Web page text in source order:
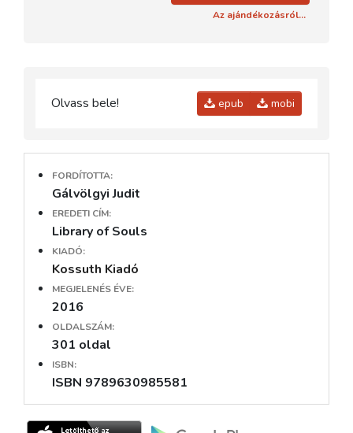
Az ajándékozásról...
Olvass bele! epub mobi
FORDÍTOTTA:
Gálvölgyi Judit
EREDETI CÍM:
Library of Souls
KIADÓ:
Kossuth Kiadó
MEGJELENÉS ÉVE:
2016
OLDALSZÁM:
301 oldal
ISBN:
ISBN 9789630985581